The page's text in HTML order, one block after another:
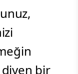
bir